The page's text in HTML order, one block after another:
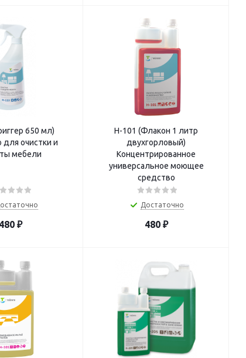
650 мл)
очистки и
мебели
480₽
Н-101 (Флакон 1 литр
двухгорловый)
Концентрированное
универсальное моющее
средство
Достаточно
480₽